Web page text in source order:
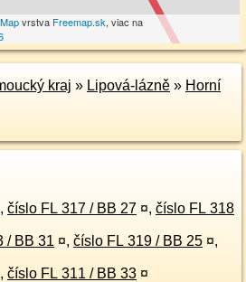
vrstva Freemap.sk, viac na
kraj » Lipová-lázně » Horní
, číslo FL 317 / BB 27 ¤, číslo FL 318
/ BB 31 ¤, číslo FL 319 / BB 25 ¤,
, číslo FL 311 / BB 33 ¤